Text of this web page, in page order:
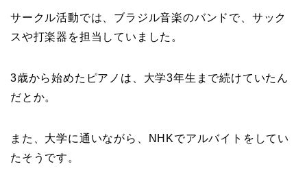
サークル活動では、ブラジル音楽のバンドで、サック
スや打楽器を担当していました。
3歳から始めたピアノは、大学3年生まで続けていたん
だとか。
また、大学に通いながら、NHKでアルバイトをしてい
たそうです。